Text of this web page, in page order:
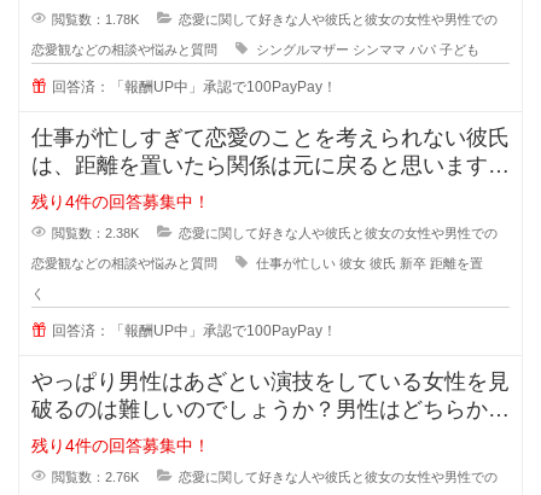
閲覧数：1.78K 恋愛に関して好きな人や彼氏と彼女の女性や男性での
恋愛観などの相談や悩みと質問 シングルマザー シンママ パパ 子ども
回答済：「報酬UP中」承認で100PayPay！
仕事が忙しすぎて恋愛のことを考えられない彼氏
は、距離を置いたら関係は元に戻ると思いますか
？また元に戻る時はどんな時でしょ
残り4件の回答募集中！
閲覧数：2.38K 恋愛に関して好きな人や彼氏と彼女の女性や男性での
恋愛観などの相談や悩みと質問 仕事が忙しい 彼女 彼氏 新卒 距離を置
く
回答済：「報酬UP中」承認で100PayPay！
やっぱり男性はあざとい演技をしている女性を見
破るのは難しいのでしょうか？男性はどちらかと
いうとちょっと隙を見せてくれるよ
残り4件の回答募集中！
閲覧数：2.76K 恋愛に関して好きな人や彼氏と彼女の女性や男性での